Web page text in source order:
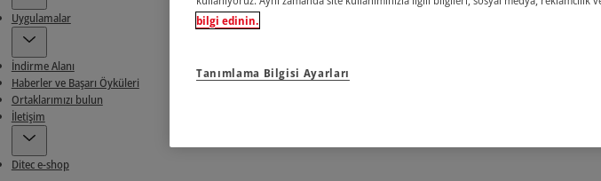
Uygulamalar
İndirme Alanı
Haberler ve Başarı Öyküleri
Ortaklarımızı bulun
İletişim
Ditec e-shop
bilgi edinin.
Tanımlama Bilgisi Ayarları